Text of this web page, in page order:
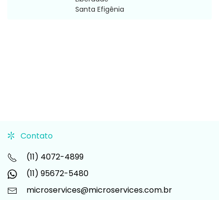
Santa Efigênia
Contato
(11) 4072-4899
(11) 95672-5480
microservices@microservices.com.br